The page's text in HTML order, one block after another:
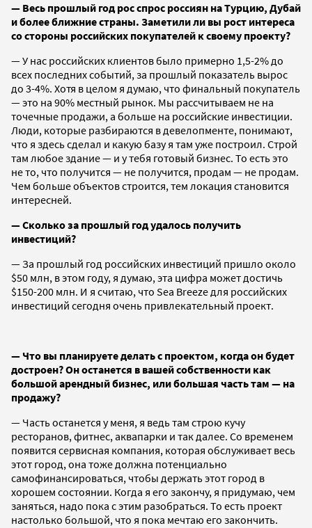
— Весь прошлый год рос спрос россиян на Турцию, Дубай
и более ближние страны. Заметили ли вы рост интереса
со стороны российских покупателей к своему проекту?
— У нас российских клиентов было примерно 1,5-2% до
всех последних событий, за прошлый показатель вырос
до 3-4%. Хотя в целом я думаю, что финальный покупатель
— это на 90% местный рынок. Мы рассчитываем не на
точечные продажи, а больше на российские инвестиции.
Люди, которые разбираются в девелопменте, понимают,
что я здесь сделал и какую базу я там уже построил. Строй
там любое здание — и у тебя готовый бизнес. То есть это
не то, что получится — не получится, продам — не продам.
Чем больше объектов строится, тем локация становится
интересней.
— Сколько за прошлый год удалось получить
инвестиций?
— За прошлый год российских инвестиций пришло около
$50 млн, в этом году, я думаю, эта цифра может достичь
$150-200 млн. И я считаю, что Sea Breeze для российских
инвестиций сегодня очень привлекательный проект.
— Что вы планируете делать с проектом, когда он будет
достроен? Он останется в вашей собственности как
большой арендный бизнес, или большая часть там — на
продажу?
— Часть останется у меня, я ведь там строю кучу
ресторанов, фитнес, аквапарки и так далее. Со временем
появится сервисная компания, которая обслуживает весь
этот город, она тоже должна потенциально
самофинансироваться, чтобы держать этот город в
хорошем состоянии. Когда я его закончу, я придумаю, чем
заняться, надо пока с этим разобраться. То есть проект
настолько большой, что я пока мечтаю его закончить.